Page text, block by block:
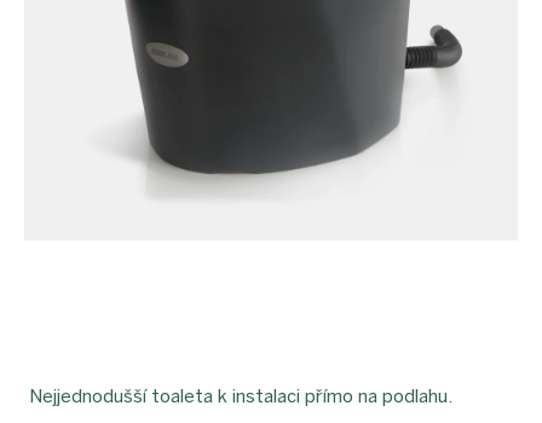
Nejjednodušší toaleta k instalaci přímo na podlahu.